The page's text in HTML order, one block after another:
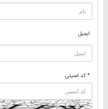
ایمیل
* کد امنیتی